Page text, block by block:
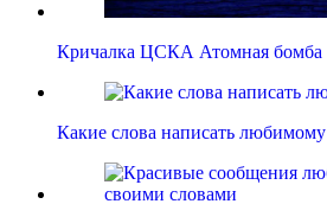
Кричалка ЦСКА Атомная бомба
Какие слова написать любимому